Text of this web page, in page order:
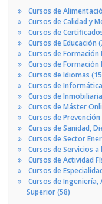
Cursos de
Cursos de Calidad y
Cursos de
Cursos de Educación
Cursos de Formación
Cursos de
Cursos de Idiomas
Cursos de
Cursos de
Cursos de Máster
Cursos de
Cursos de Sanidad,
Cursos de Sector
Cursos de Servicios a
Cursos de Actividad
Cursos de
Cursos de
Superior (58)